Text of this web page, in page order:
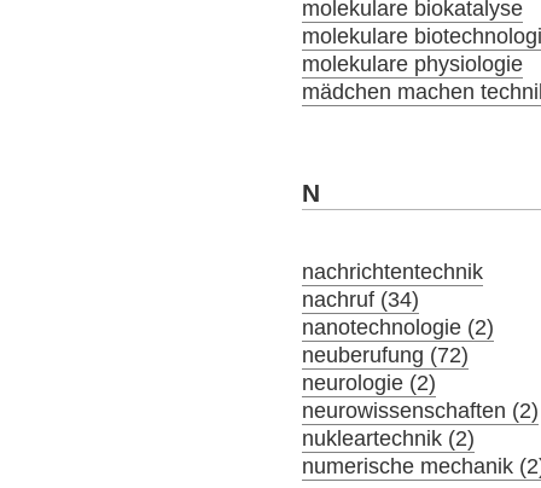
molekulare biokatalyse
molekulare
molekulare physiologie
mädchen machen
N
nachrichtentechnik
nachruf (34)
nanotechnologie (2)
neuberufung (72)
neurologie (2)
neurowissenschaften (2)
nukleartechnik (2)
numerische mechanik